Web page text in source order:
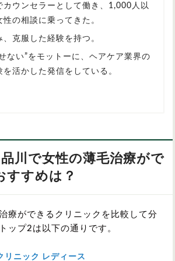
カウンセラーとして働き、1,000人以
の相談に乗ってきた。
、克服した経験を持つ。
ない”をモットーに、ヘアケア業界の
活かした発信をしている。
川で女性の薄毛治療がで
すすめは？
療ができるクリニックを比較して分
ップ2は以下の通りです。
リニック レディース